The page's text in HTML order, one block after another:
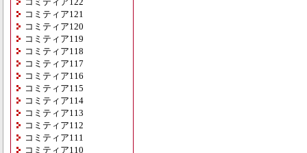
コミティア121
コミティア120
コミティア119
コミティア118
コミティア117
コミティア116
コミティア115
コミティア114
コミティア113
コミティア112
コミティア111
コミティア110